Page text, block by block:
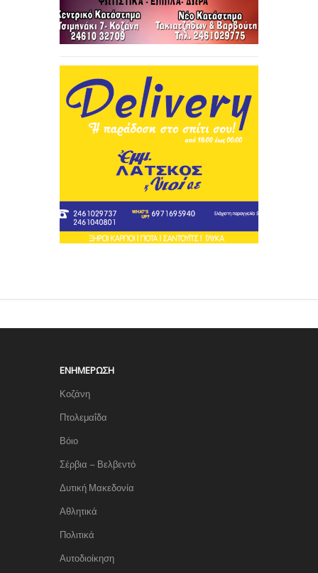
ΕΝΗΜΈΡΩΣΗ
Κοζάνη
Πτολεμαΐδα
Βόιο
Σέρβια – Βελβεντό
Δυτική Μακεδονία
Αθλητικά
Πολιτικά
Αυτοδιοίκηση